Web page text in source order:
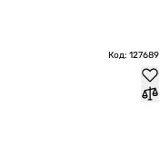
Код: 127689